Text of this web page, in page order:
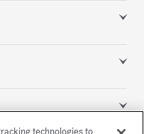
technologies to